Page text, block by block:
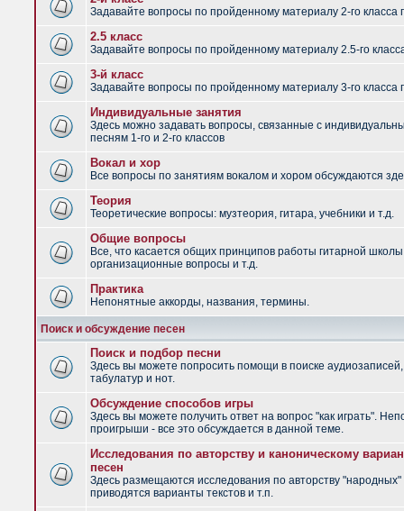
Задавайте вопросы по пройденному материалу 2-го класса
2.5 класс
Задавайте вопросы по пройденному материалу 2.5-го
3-й класс
Задавайте вопросы по пройденному материалу 3-го класса
Индивидуальные занятия
Здесь можно задавать вопросы, связанные с
песням 1-го и 2-го классов
Вокал и хор
Все вопросы по занятиям вокалом и хором обсуждаются
Теория
Теоретические вопросы: музтеория, гитара, учебники и т.д.
Общие вопросы
Все, что касается общих принципов работы гитарной
организационные вопросы и т.д.
Практика
Непонятные аккорды, названия, термины.
Поиск и обсуждение песен
Поиск и подбор песни
Здесь вы можете попросить помощи в поиске аудиозаписей,
табулатур и нот.
Обсуждение способов игры
Здесь вы можете получить ответ на вопрос "как играть".
проигрыши - все это обсуждается в данной теме.
Исследования по авторству и каноническому
песен
Здесь размещаются исследования по авторству "народных"
приводятся варианты текстов и т.п.